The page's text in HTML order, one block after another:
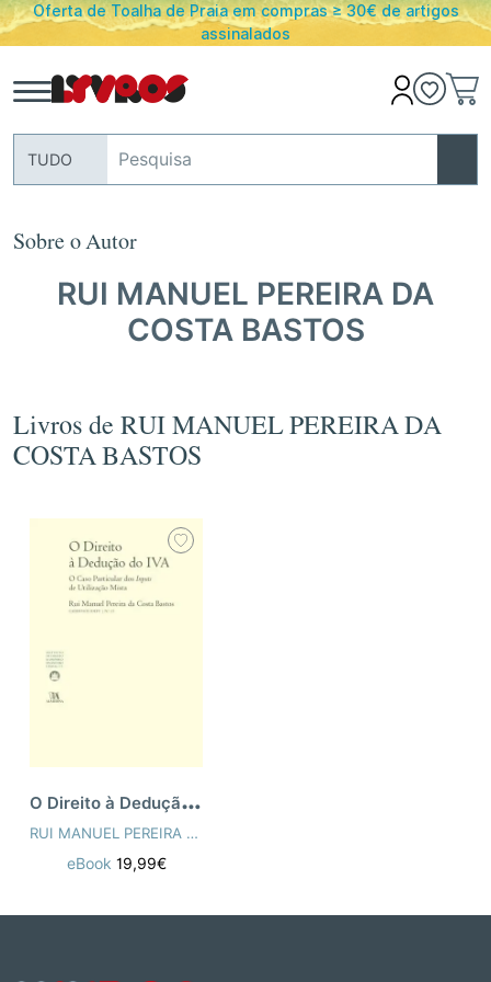
Oferta de Toalha de Praia em compras ≥ 30€ de artigos
assinalados
TUDO
Sobre o Autor
RUI MANUEL PEREIRA DA
COSTA BASTOS
Livros de RUI MANUEL PEREIRA DA
COSTA BASTOS
O
Direito à Dedução do IVA
RUI MANUEL PEREIRA DA COSTA BASTOS
eBook 19,99€